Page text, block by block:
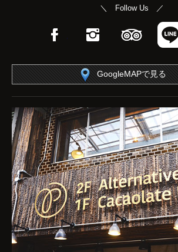
＼ Follow Us ／
FacebookInstagram
GoogleMAPで見る